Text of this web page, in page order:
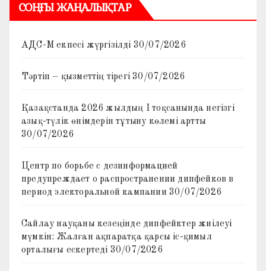
СОҢҒЫ ЖАҢАЛЫҚТАР
АДС-М екпесі жүргізілді 30/07/2026
Тәртіп – қызметтің тірегі 30/07/2026
Қазақстанда 2026 жылдың I тоқсанында негізгі
азық-түлік өнімдерін тұтыну көлемі артты
30/07/2026
Центр по борьбе с дезинформацией
предупреждает о распространении дипфейков в
период электоральной кампании 30/07/2026
Сайлау науқаны кезеңінде дипфейктер жиілеуі
мүмкін: Жалған ақпаратқа қарсы іс-қимыл
орталығы ескертеді 30/07/2026